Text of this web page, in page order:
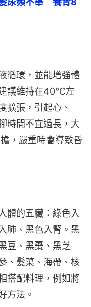
循環，並能增強體
議維持在40°C左
擴張，引起心、
時間不宜過長，大
，嚴重時會導致昏
體的五臟：綠色入
肺、黑色入腎。黑
豆、黑棗、黑芝
、髮菜、海帶、核
搭配料理，例如將
方法。